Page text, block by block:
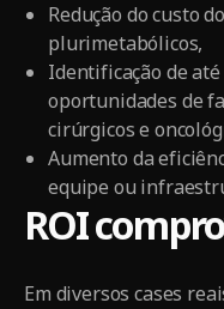
Redução do custo
plurimetabólicos,
Identificação de
oportunidades de
cirúrgicos e
Aumento da
equipe ou
ROI
Em diversos cases